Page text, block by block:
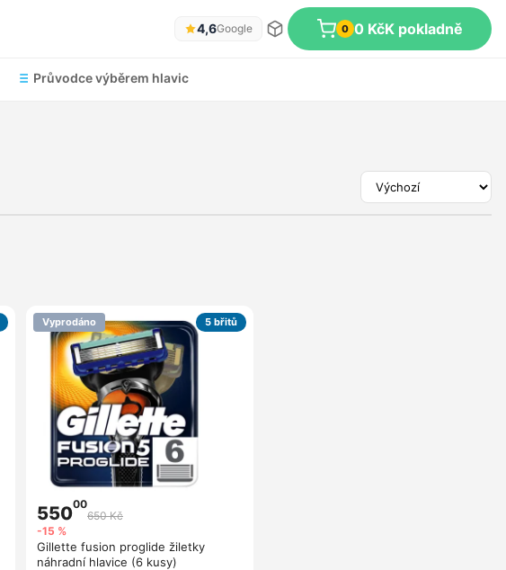
4,6Google 0 0 KčK pokladně
Průvodce výběrem hlavic
Vyprodáno 5 břitů
55000
650 Kč
-15 %
Gillette fusion proglide žiletky
náhradní hlavice (6 kusy)